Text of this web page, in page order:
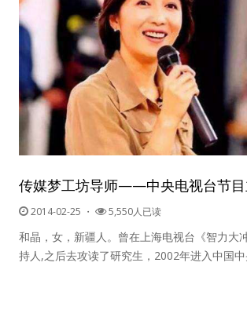
用户名或Email
传媒梦工坊导师——中央电视台节目
2014-02-25 ・ 5,550人已读
和晶，女，新疆人。曾在上海电视台《智力大
持人,之后去攻读了研究生，2002年进入中国中